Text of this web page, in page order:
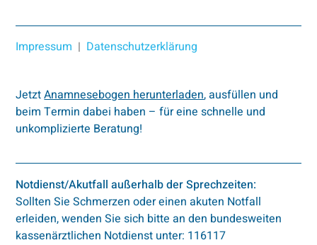
Impressum | Datenschutzerklärung
JetztAnamnesebogen herunterladen, ausfüllen und
beim Termin dabei haben – für eine schnelle und
unkomplizierte Beratung!
Notdienst/Akutfall außerhalb der Sprechzeiten:
Sollten Sie Schmerzen oder einen akuten Notfall
erleiden, wenden Sie sich bitte an den bundesweiten
kassenärztlichen Notdienst unter: 116117